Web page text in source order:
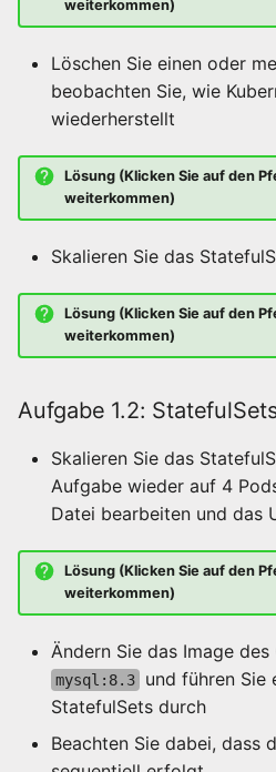
weiterkommen)
Löschen Sie einen oder
beobachten Sie, wie
wiederherstellt
Lösung (Klicken Sie auf den
weiterkommen)
Skalieren Sie das
Lösung (Klicken Sie auf den
weiterkommen)
Aufgabe 1.2:
Skalieren Sie das
Aufgabe wieder auf 4
Datei bearbeiten und das
Lösung (Klicken Sie auf den
weiterkommen)
Ändern Sie das Image
mysql:8.3
und führen Sie
StatefulSets durch
Beachten Sie dabei, dass